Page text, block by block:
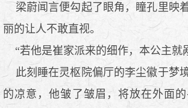
梁蔚闻言便勾起了眼角，瞳孔里映
丽的让人不敢直视。
“若他是崔家派来的细作，本公主就
此刻睡在灵枢院偏厅的李尘徽于梦
的凉意，他皱了皱眉，将放在外面